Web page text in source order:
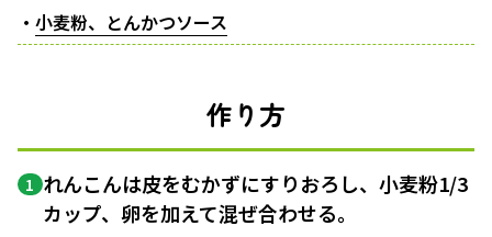
・ 小麦粉、とんかつソース
作り方
1 れんこんは皮をむかずにすりおろし、小麦粉1/3
カップ、卵を加えて混ぜ合わせる。